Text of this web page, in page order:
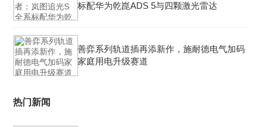
标配华为乾崑ADS 5与四颗激光雷达
善弈系列轨道插再添新作，施耐德电气加码
家庭用电升级赛道
热门新闻